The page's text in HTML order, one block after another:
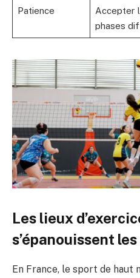
Patience
Accepter
phases
Les lieux
s’épanouissent
En France, le sport de haut